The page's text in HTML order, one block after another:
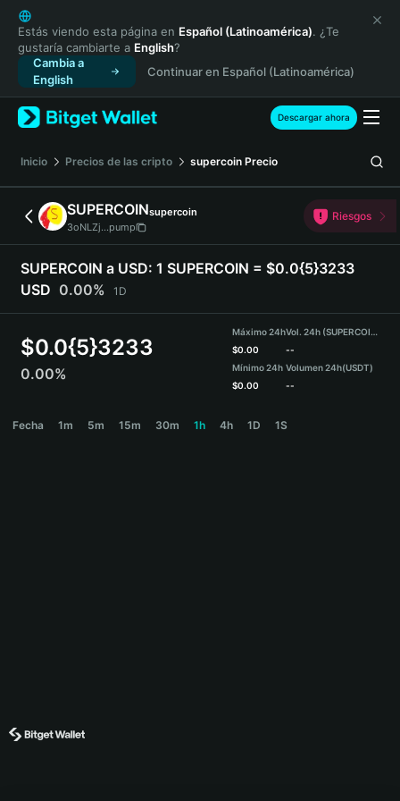
English
日本語
Tiếng Việt
Русский
Español (Latinoamérica)
Türkçe
Français
Deutsch
简体中文
繁體中文
Português (Portugal)
Bahasa Indonesia
ภาษาไทย
हिन्दी
Español
Português (Brasil)
Estás viendo esta página en Español (Latinoamérica). ¿Te
gustaría cambiarte a English?
Cambia a
English
Continuar en Español (Latinoamérica)
Descargar ahora
Inicio Precios de las cripto supercoin Precio
SUPERCOINsupercoin
3oNLZj...pump
Riesgos
SUPERCOIN a USD: 1 SUPERCOIN = $0.0{5}3233
USD 0.00% 1D
$0.0{5}3233
0.00%
Máximo 24h
$0.00
Mínimo 24h
$0.00
Vol. 24h (SUPERCOIN)
--
Volumen 24h(USDT)
--
Fecha 1m 5m 15m 30m 1h 4h 1D 1S